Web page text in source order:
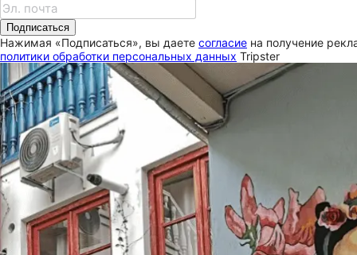
Подписаться
Нажимая «Подписаться», вы даете согласие на получение
политики обработки персональных данных Tripster